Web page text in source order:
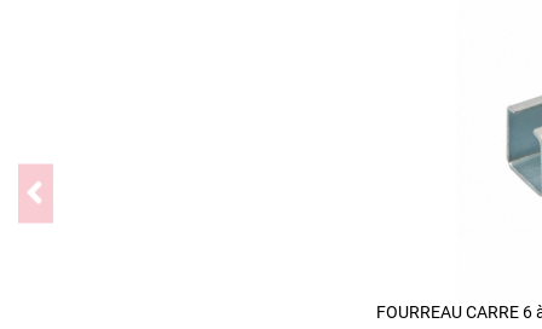
FOURREAU CARRE